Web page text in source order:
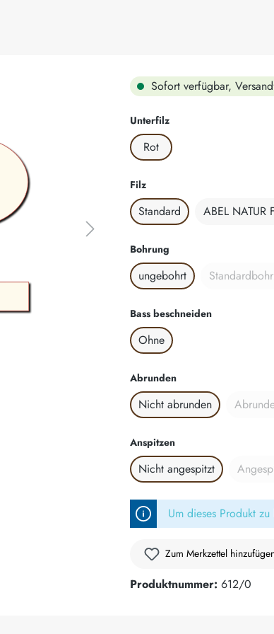
Sofort verfügbar,
Unterfilzauswählen
Rot
Filzauswählen
Standard ABEL NATUR
Bohrung
ungebohrt
Bass beschneidenauswählen
Ohne
Abrundenauswählen
Nicht abrunden
Anspitzenauswählen
Nicht angespitzt
Um dieses Produkt
Zum Merkzettel
Produktnummer: 612/0